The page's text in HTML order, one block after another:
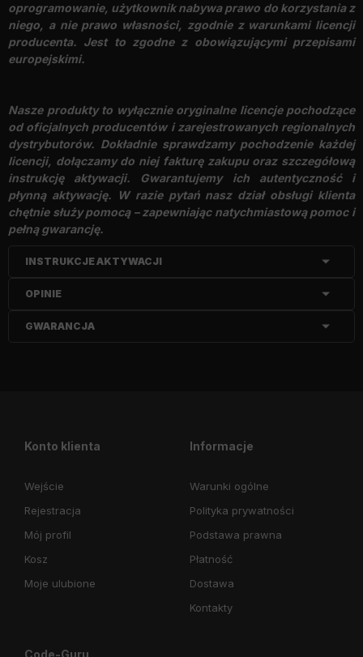
oprogramowanie, użytkownik nabywa prawo do korzystania z
niego, a nie prawo własności, zgodnie z warunkami licencji
producenta. Jest to zgodne z obowiązującymi przepisami
europejskimi.
Nasze produkty to wyłącznie oryginalne licencje pochodzące
od oficjalnych producentów i zarejestrowanych regionalnych
dystrybutorów. Dokładnie sprawdzamy pochodzenie każdej
licencji, dołączamy do niej fakturę zakupu oraz szczegółową
instrukcję aktywacji. Gwarantujemy ich autentyczność i
płynną aktywację. W razie pytań nasz dział obsługi klienta
chętnie służy pomocą – zapewniając natychmiastową pomoc i
pełną gwarancję.
OPINIE
INSTRUKCJE AKTYWACJI
GWARANCJA
Konto klienta
Wejście
Rejestracja
Mój profil
Kosz
Moje ulubione
Informacje
Warunki ogólne
Polityka prywatności
Podstawa prawna
Płatność
Dostawa
Kontakty
Code-Guru